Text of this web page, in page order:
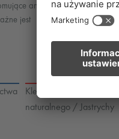
anhydrytowe
jest
Klejenie okładzin
naturalnego / Jastrychy